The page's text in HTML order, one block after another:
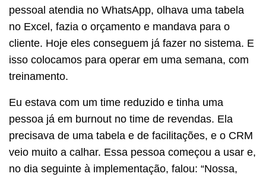
pessoal atendia no WhatsApp, olhava uma tabela
no Excel, fazia o orçamento e mandava para o
cliente. Hoje eles conseguem já fazer no sistema. E
isso colocamos para operar em uma semana, com
treinamento.
Eu estava com um time reduzido e tinha uma
pessoa já em burnout no time de revendas. Ela
precisava de uma tabela e de facilitações, e o CRM
veio muito a calhar. Essa pessoa começou a usar e,
no dia seguinte à implementação, falou: “Nossa,